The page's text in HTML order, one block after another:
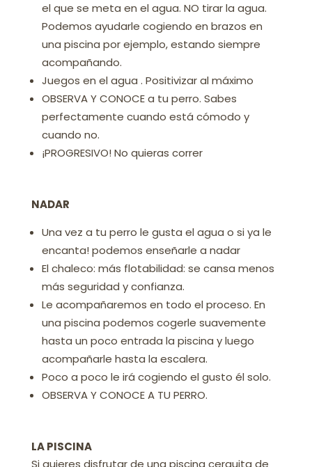
el que se meta en el agua. NO tirar la agua.
Podemos ayudarle cogiendo en brazos en
una piscina por ejemplo, estando siempre
acompañando.
Juegos en el agua . Positivizar al máximo
OBSERVA Y CONOCE a tu perro. Sabes
perfectamente cuando está cómodo y
cuando no.
¡PROGRESIVO! No quieras correr
NADAR
Una vez a tu perro le gusta el agua o si ya le
encanta! podemos enseñarle a nadar
El chaleco: más flotabilidad: se cansa menos
más seguridad y confianza.
Le acompañaremos en todo el proceso. En
una piscina podemos cogerle suavemente
hasta un poco entrada la piscina y luego
acompañarle hasta la escalera.
Poco a poco le irá cogiendo el gusto él solo.
OBSERVA Y CONOCE A TU PERRO.
LA PISCINA
Si quieres disfrutar de una piscina cerquita de